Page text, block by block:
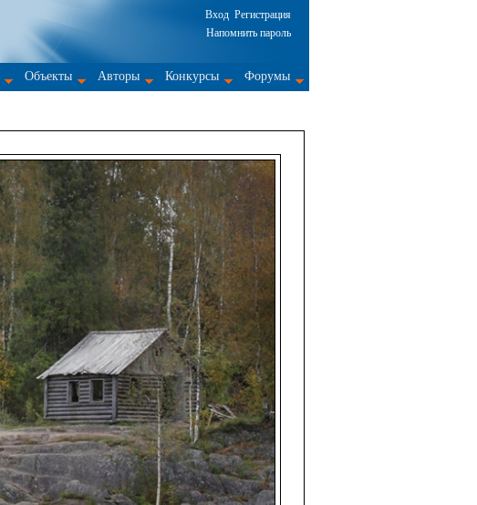
Вход Регистрация
Напомнить пароль
Объекты Авторы Конкурсы Форумы